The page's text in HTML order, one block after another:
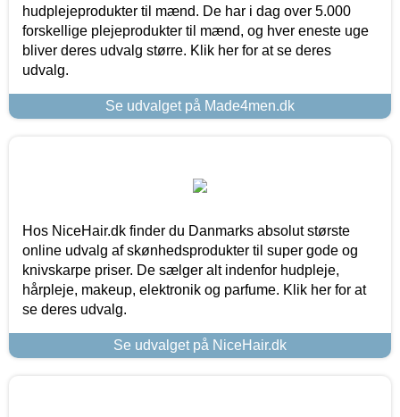
hudplejeprodukter til mænd. De har i dag over 5.000
forskellige plejeprodukter til mænd, og hver eneste uge
bliver deres udvalg større. Klik her for at se deres
udvalg.
Se udvalget på Made4men.dk
Hos NiceHair.dk finder du Danmarks absolut største
online udvalg af skønhedsprodukter til super gode og
knivskarpe priser. De sælger alt indenfor hudpleje,
hårpleje, makeup, elektronik og parfume. Klik her for at
se deres udvalg.
Se udvalget på NiceHair.dk